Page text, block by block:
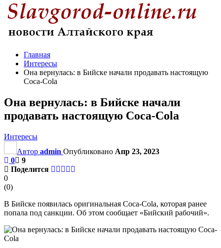
Главная
Интересы
Она вернулась: в Бийске начали продавать настоящую
Coca-Cola
Она вернулась: в Бийске начали
продавать настоящую Coca-Cola
Интересы
Автор admin Опубликовано Апр 23, 2023
0
9
Поделится
0
(0)
В Бийске появилась оригинальная Coca-Cola, которая ранее
попала под санкции. Об этом сообщает «Бийский рабочий».